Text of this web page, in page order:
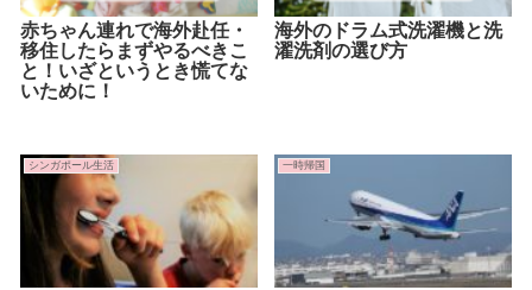
赤ちゃん連れで海外赴任・
移住したらまずやるべきこ
と！いざというとき慌てな
いために！
海外のドラム式洗濯機と洗
濯洗剤の選び方
シンガポール生活 一時帰国